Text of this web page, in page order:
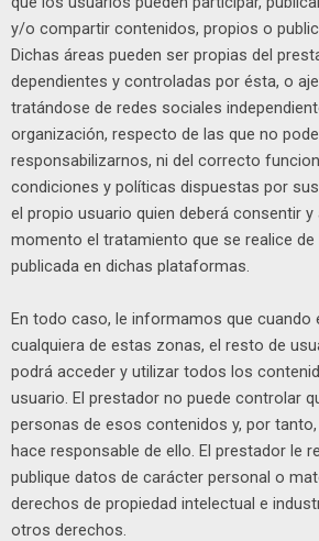
y/o compartir contenidos, propios o
Dichas áreas pueden ser propias del
dependientes y controladas por ésta, o
tratándose de redes sociales
organización, respecto de las que no
responsabilizarnos, ni del correcto
condiciones y políticas dispuestas por
el propio usuario quien deberá consentir
momento el tratamiento que se realice
publicada en dichas plataformas.
En todo caso, le informamos que cuando
cualquiera de estas zonas, el resto de
podrá acceder y utilizar todos los
usuario. El prestador no puede controlar
personas de esos contenidos y, por
hace responsable de ello. El prestador le
publique datos de carácter personal o
derechos de propiedad intelectual e
otros derechos.